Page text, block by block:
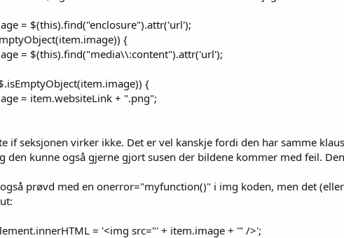
= $(this).find("enclosure").attr('url');
{
= $(this).find("media\\:content").attr('url');
{
= item.websiteLink + ".png";
if seksjonen virker ikke. Det er vel kanskje fordi den har samme
den kunne også gjerne gjort susen der bildene kommer med feil.
også prøvd med en onerror="myfunction()" i img koden, men det
= '<img src="' + item.image + '" />';